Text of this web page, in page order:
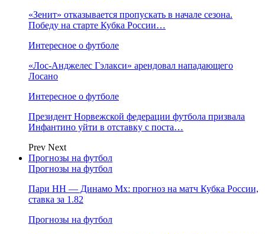
«Зенит» отказывается пропускать в начале сезона.
Победу на старте Кубка России…
Интересное о футболе
«Лос‑Анджелес Гэлакси» арендовал нападающего
Лосано
Интересное о футболе
Президент Норвежской федерации футбола призвала
Инфантино уйти в отставку с поста…
Prev Next
Прогнозы на футбол
Прогнозы на футбол
Пари НН — Динамо Мх: прогноз на матч Кубка России,
ставка за 1.82
Прогнозы на футбол